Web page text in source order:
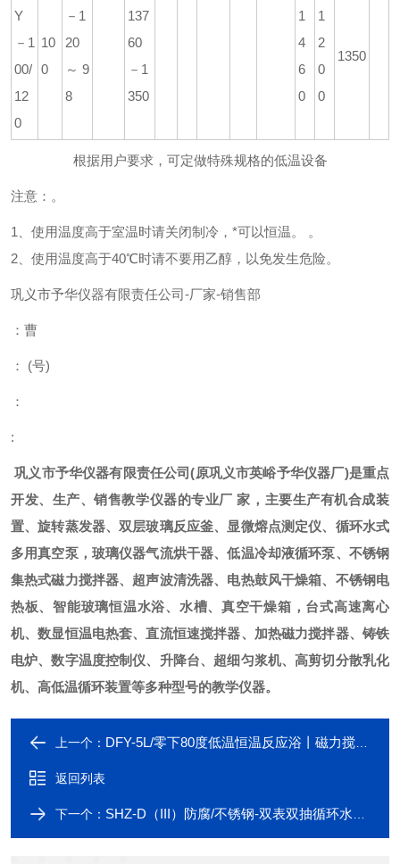
Y
－1
00/
12
0
10
0
－1
20
～9
8
137
60
－1
350
1
4
6
0
1
2
0
0
1350
根据用户要求，可定做特殊规格的低温设备
注意：。
1、使用温度高于室温时请关闭制冷，*可以恒温。 。
2、使用温度高于40℃时请不要用乙醇，以免发生危险。
巩义市予华仪器有限责任公司-厂家-销售部
：曹
： (号)
：
:
巩义市予华仪器有限责任公司(原巩义市英峪予华仪器厂)是重点
开发、生产、销售教学仪器的专业厂 家，主要生产有机合成装
置、旋转蒸发器、双层玻璃反应釜、显微熔点测定仪、循环水式
多用真空泵，玻璃仪器气流烘干器、低温冷却液循环泵、不锈钢
集热式磁力搅拌器、超声波清洗器、电热鼓风干燥箱、不锈钢电
热板、智能玻璃恒温水浴、水槽、真空干燥箱，台式高速离心
机、数显恒温电热套、直流恒速搅拌器、加热磁力搅拌器、铸铁
电炉、数字温度控制仪、升降台、超细匀浆机、高剪切分散乳化
机、高低温循环装置等多种型号的教学仪器。
上一个： DFY-5L/零下80度低温恒温反应浴丨磁力搅拌+加热（巩义市予华）
返回列表
下一个： SHZ-D（III）防腐/不锈钢-双表双抽循环水式真空泵（巩义予华*）